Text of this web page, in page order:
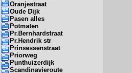
Oranjestraat
Oude Dijk
Pasen alles
Potmaten
Pr.Bernhardstraat
Pr.Hendrik str
Prinsessenstraat
Priorweg
Punthuizerdijk
Scandinavieroute